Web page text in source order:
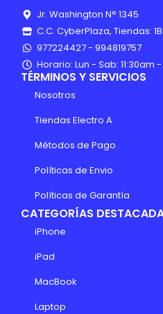
Jr. Washington N° 1345
C.C. CyberPlaza, Tiendas:
977224427 - 994819757
Horario: Lun - Sab: 11:30am
TÉRMINOS Y SERVICIOS
Nosotros
Tiendas Electro A
Métodos de Pago
Políticas de Envio
Políticas de Garantía
CATEGORÍAS
iPhone
iPad
MacBook
Laptop